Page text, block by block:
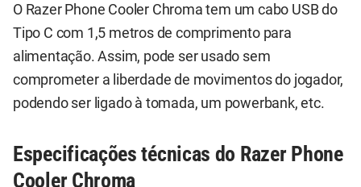
O Razer Phone Cooler Chroma tem um cabo USB do
Tipo C com 1,5 metros de comprimento para
alimentação. Assim, pode ser usado sem
comprometer a liberdade de movimentos do jogador,
podendo ser ligado à tomada, um powerbank, etc.
Especificações técnicas do Razer Phone
Cooler Chroma